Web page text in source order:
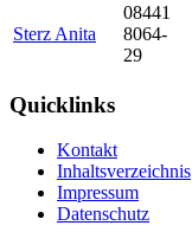
Sterz Anita
08441
8064-
29
Quicklinks
Kontakt
Inhaltsverzeichnis
Impressum
Datenschutz